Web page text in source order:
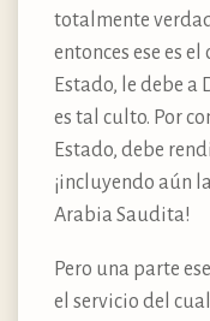
totalmente
entonces ese es
Estado, le debe a
es tal culto. Por
Estado, debe
¡incluyendo aún
Arabia Saudita!
Pero una parte
el servicio del